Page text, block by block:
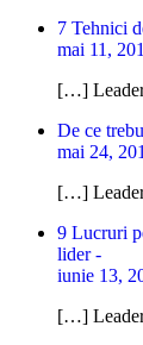
7 Tehnici
mai 11,
[…]
De ce
mai 24,
[…]
9 Lucruri
lider -
iunie 13,
[…]